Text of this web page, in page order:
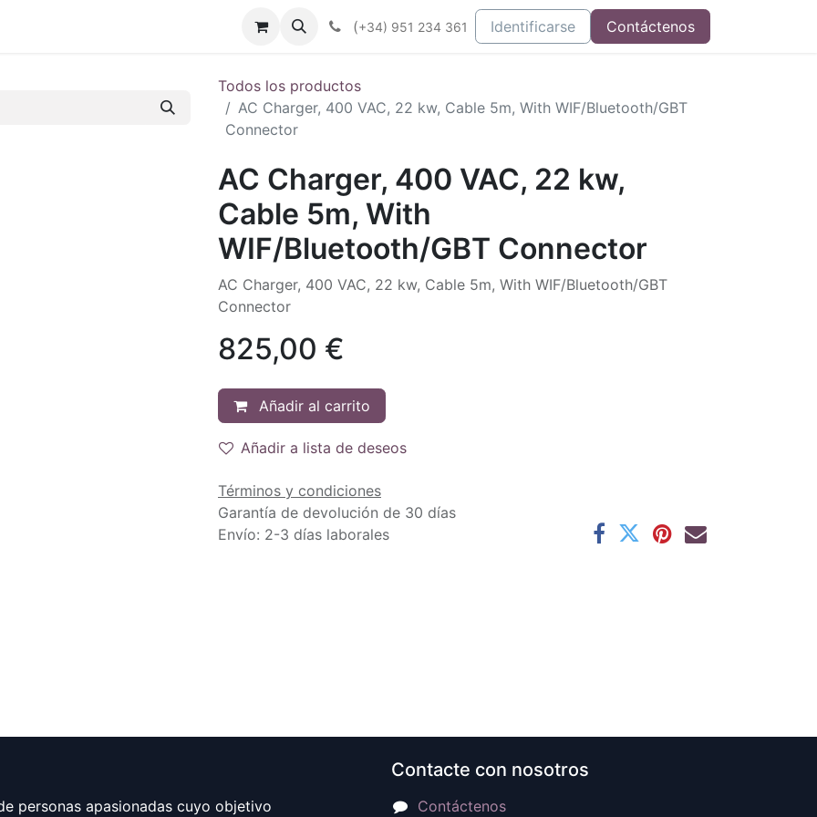
Industrias Noticias Integrados
(+34) 951 234 361 Identificarse Contáctenos
Todos los productos
AC Charger, 400 VAC, 22 kw, Cable 5m, With WIF/Bluetooth/GBT
Connector
AC Charger, 400 VAC, 22 kw,
Cable 5m, With
WIF/Bluetooth/GBT Connector
AC Charger, 400 VAC, 22 kw, Cable 5m, With WIF/Bluetooth/GBT
Connector
825,00 €
Añadir al carrito
Añadir a lista de deseos
Términos y condiciones
Garantía de devolución de 30 días
Envío: 2-3 días laborales
personas apasionadas cuyo objetivo
Contacte con nosotros
Contáctenos